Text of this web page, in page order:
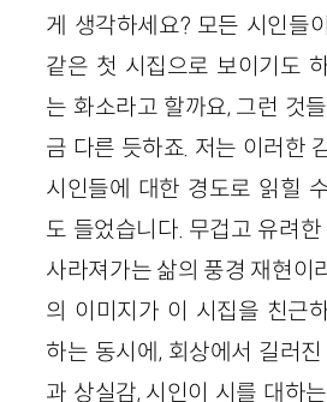
게 생각하세요? 모든 시인들
같은 첫 시집으로 보이기도
는 화소라고 할까요, 그런 것
금 다른 듯하죠. 저는 이러한
시인들에 대한 경도로 읽힐
도 들었습니다. 무겁고 유려
사라져가는 삶의 풍경 재현이
의 이미지가 이 시집을 친근
하는 동시에, 회상에서 길러
과 상실감, 시인이 시를 대하